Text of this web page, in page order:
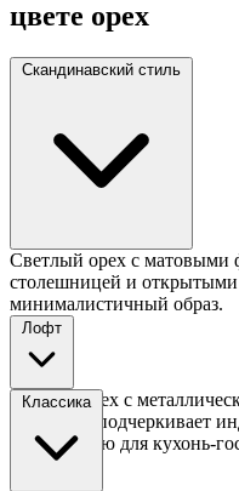
цвете орех
Скандинавский стиль
Светлый орех с матовыми
столешницей и
минималистичный образ.
Лофт
Темный орех с
под бетон подчеркивает
подходящую для кухонь-
Классика